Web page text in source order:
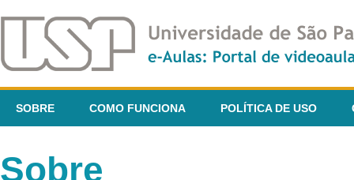
SOBRE COMO FUNCIONA POLÍTICA DE USO
Sobre